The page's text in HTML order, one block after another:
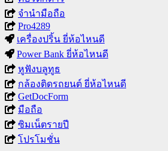
จำนำมือถือ
Pro4289
เครื่องปริ้น ยี่ห้อไหนดี
Power Bank ยี่ห้อไหนดี
หูฟังบลูทูธ
กล้องติดรถยนต์ ยี่ห้อไหนดี
GetDocForm
มือถือ
ซิมเน็ตรายปี
โปรโมชั่น